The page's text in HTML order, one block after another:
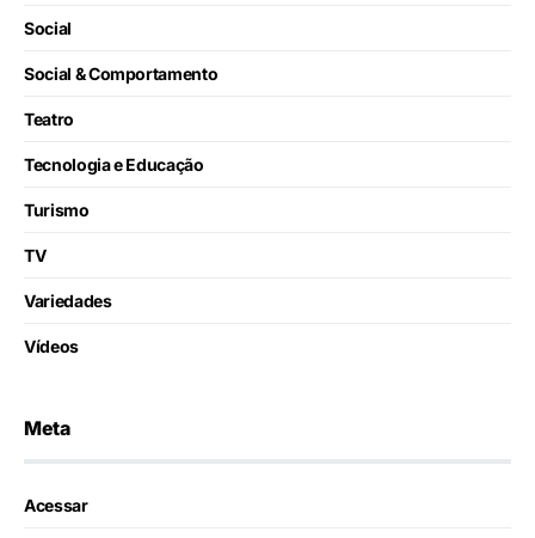
Social
Social & Comportamento
Teatro
Tecnologia e Educação
Turismo
TV
Variedades
Vídeos
Meta
Acessar